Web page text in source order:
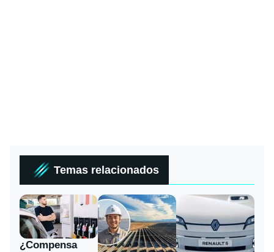
Temas relacionados
¿Compensa